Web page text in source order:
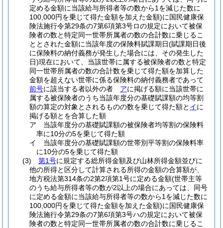
定める金額に当該給与所得者等の数から1を減じた数に
100,000円を乗じて得た金額を加えた金額)に国民健康保
険法施行令第29条の7第6項第3号ロの規定において被保
険者の数と特定同一世帯所属者の数の合計数に乗じるこ
ととされた金額に当該年度の保険料賦課期日(賦課期日後
に保険料の納付義務が発生した場合には、その発生した
日)現在において、当該世帯に属する被保険者の数と特定
同一世帯所属者の数の合計数を乗じて得た額を加算した
金額を超えない世帯に係る保険料の納付義務者であって
前号に該当する者以外の者 アに掲げる額に当該世帯に
属する被保険者のうち当該年度分の基礎賦課額の均等割
額の算定の対象とされるものの数を乗じて得た額と イに
掲げる額とを合算した額
ア
当該年度分の基礎賦課額の被保険者均等割の保険料
率に10分の5を乗じて得た額
イ
当該年度分の基礎賦課額の世帯別平等割の保険料率
に10分の5を乗じて得た額
(3)
第1号に規定する総所得金額及び山林所得金額並びに
他の所得と区分して計算される所得の金額の合算額が、
地方税法第314条の2第2項第1号に定める金額(世帯主等
のうち給与所得者等の数が2以上の場合にあっては、同号
に定める金額に当該給与所得者等の数から1を減じた数に
100,000円を乗じて得た金額を加えた金額)に国民健康保
険法施行令第29条の7第6項第3号ハの規定において被保
険者の数と特定同一世帯所属者の数の合計数に乗じるこ